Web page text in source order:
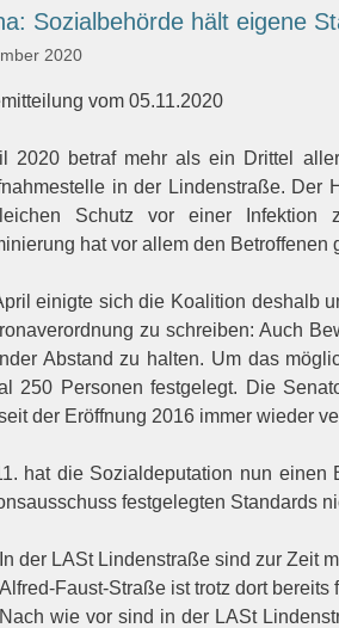
Sozialbehörde hält eigene
2020
vom 05.11.2020
2020 betraf mehr als ein Drittel
in der Lindenstraße. Der
Schutz vor einer Infektion
hat vor allem den
einigte sich die Koalition deshalb
zu schreiben: Auch
Abstand zu halten. Um das
250 Personen festgelegt. Die
der Eröffnung 2016 immer wieder
hat die Sozialdeputation nun einen
festgelegten Standards
In der LASt Lindenstraße sind zur Zeit
Alfred-Faust-Straße ist trotz dort
Nach wie vor sind in der LASt